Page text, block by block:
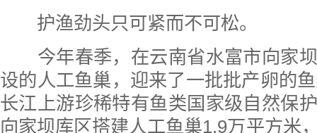
护渔劲头只可紧而不可松。
今年春季，在云南省水富市向家坝
设的人工鱼巢，迎来了一批批产卵的
长江上游珍稀特有鱼类国家级自然保
向家坝库区搭建人工鱼巢1.9万平方米